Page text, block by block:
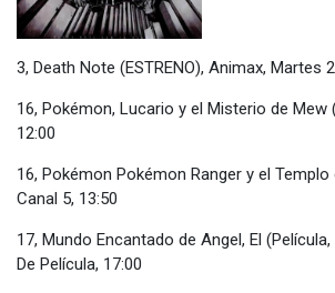
3, Death Note (ESTRENO), Animax, Martes
16, Pokémon, Lucario y el Misterio de Mew
12:00
16, Pokémon Pokémon Ranger y el Templo
Canal 5, 13:50
17, Mundo Encantado de Angel, El (Película,
De Película, 17:00